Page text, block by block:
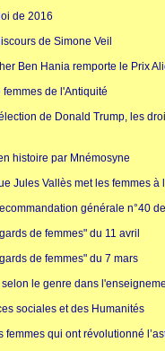
de 2016
de Simone Veil
Ben Hania remporte le Prix
femmes de l'Antiquité
de Donald Trump, les
histoire par Mnémosyne
Jules Vallès met les femmes à
générale n°40
de femmes" du 11 avril
de femmes" du 7 mars
le genre dans
sociales et des Humanités
femmes qui ont révolutionné